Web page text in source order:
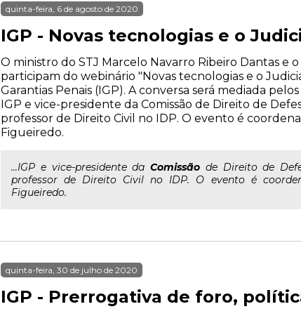
quinta-feira, 6 de agosto de 2020
IGP - Novas tecnologias e o
O ministro do STJ Marcelo Navarro Ribeiro Dantas e
participam do webinário "Novas tecnologias e o
Garantias Penais (IGP). A conversa será mediada
IGP e vice-presidente da Comissão de Direito de
professor de Direito Civil no IDP. O evento é
Figueiredo.
...IGP e vice-presidente daComissão de Direito de
professor de Direito Civil no IDP. O evento é
Figueiredo.
quinta-feira, 30 de julho de 2020
IGP - Prerrogativa de foro,